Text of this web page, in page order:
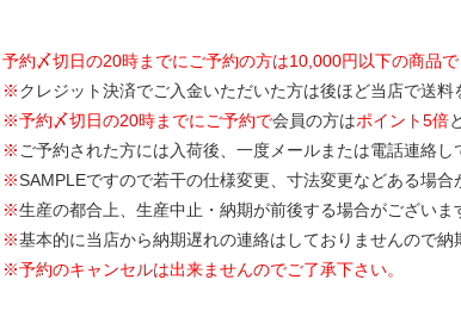
予約〆切日の20時までにご予約の方は10,000円以下の商品
※クレジット決済でご入金いただいた方は後ほど当店で送料
※予約〆切日の20時までにご予約で会員の方はポイント5倍
※ ご予約された方には入荷後、一度メールまたは電話連絡し
※SAMPLEですので若干の仕様変更、寸法変更などある場合
※生産の都合上、生産中止・納期が前後する場合がございま
※基本的に当店から納期遅れの連絡はしておりませんので納
※予約のキャンセルは出来ませんのでご了承下さい。